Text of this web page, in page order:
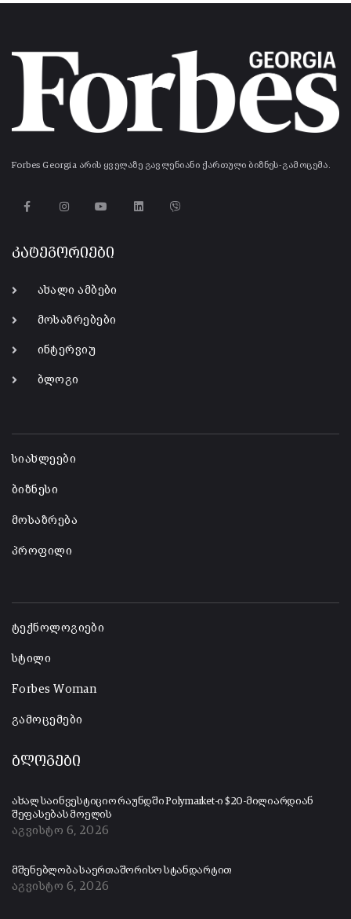
Forbes Georgia არის ყველაზე გავლენიანი ქართული ბიზნეს-გამოცემა.
კატეგორიები
ახალი ამბები
მოსაზრებები
ინტერვიუ
ბლოგი
სიახლეები
ბიზნესი
მოსაზრება
პროფილი
ტექნოლოგიები
სტილი
Forbes Woman
გამოცემები
ბლოგები
ახალ საინვესტიციო რაუნდში Polymarket-ი $20-მილიარდიან
შეფასებას მოელის
აგვისტო 6, 2026
მშენებლობა საერთაშორისო სტანდარტით
აგვისტო 6, 2026